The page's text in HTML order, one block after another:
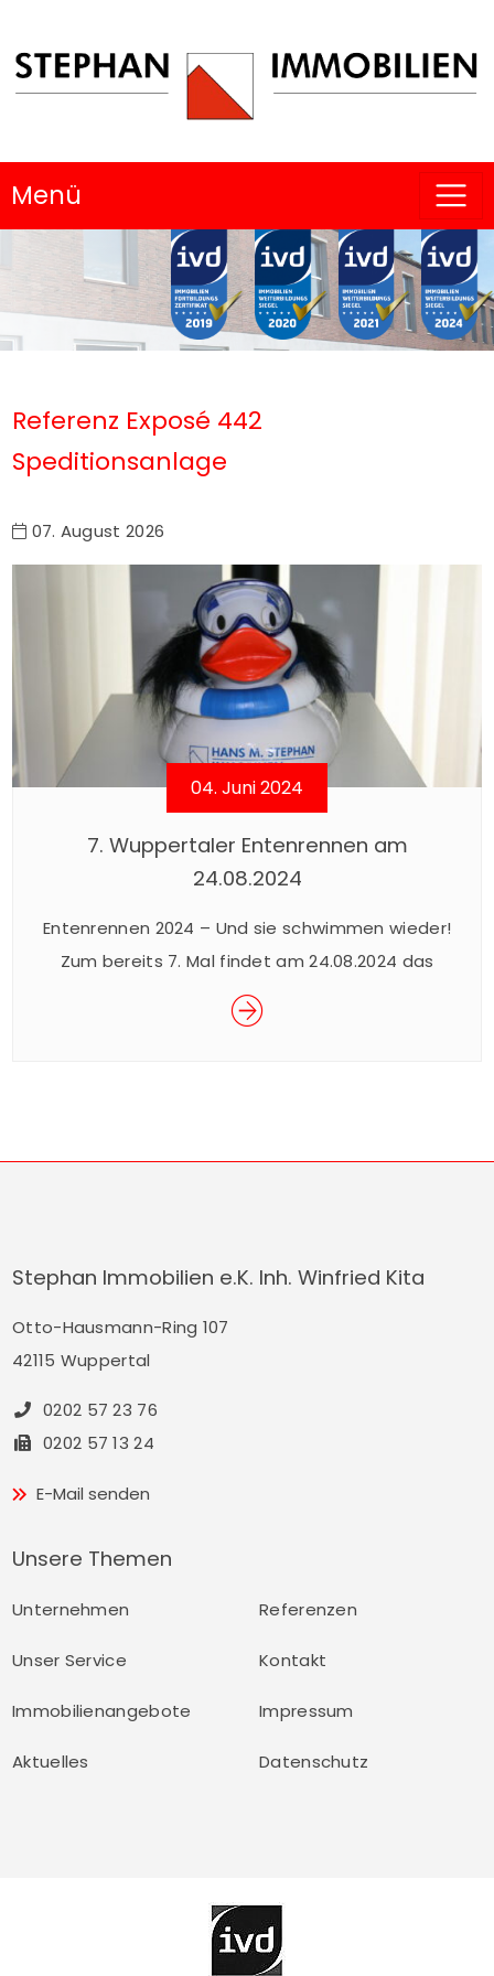
Menü
Referenz Exposé 442
Speditionsanlage
07. August 2026
04. Juni 2024
7. Wuppertaler Entenrennen am
24.08.2024
Entenrennen 2024 – Und sie schwimmen wieder!
Zum bereits 7. Mal findet am 24.08.2024 das
beliebte Wuppertaler Entenrennen im Rahmen
des Sommerfestes der Junior Uni statt. Das
Sie am Rennen […]
Stephan Immobilien e.K. Inh. Winfried Kita
Otto-Hausmann-Ring 107
42115 Wuppertal
0202 57 23 76
0202 57 13 24
E-Mail senden
Unsere Themen
Unternehmen Referenzen
Unser Service Kontakt
Immobilienangebote Impressum
Aktuelles Datenschutz